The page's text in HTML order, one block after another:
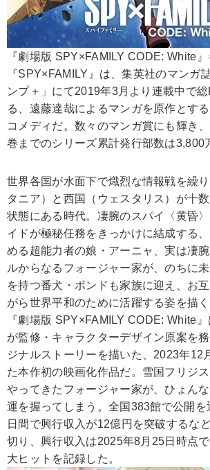
『劇場版 SPY×FAMILY CODE: White
『SPY×FAMILY』は、集英社のマンガ
ンプ＋」にて2019年3月より連載中で
る、遠藤達哉によるマンガを原作とす
コメディだ。数々のマンガ賞にも輝き
巻までのシリーズ累計発行部数は3,800
世界各国が水面下で熾烈な情報戦を繰
タニア）と西国（ウェスタリス）が十
状態にある時代。凄腕のスパイ〈黄昏
イドが極秘任務をきっかけに結成する
める超能力者の娘・アーニャ、実は凄
ルからなるフォージャー家が、のちに
を持つ番犬・ボンドも家族に迎え、お
がら世界平和のために活躍する姿を描く
『劇場版 SPY×FAMILY CODE: White
が監修・キャラクターデザイン原案を
ジナルストーリーを描いた、2023年12
た本作初の映画化作品だ。雪国フリジ
やってきたフォージャー家が、ひょん
運を握ってしまう。全国383館で公開
日間で興行収入が12億円を突破するな
切り、興行収入は2025年8月25日時点
大ヒットを記録した。